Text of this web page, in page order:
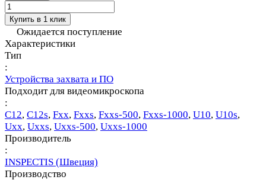
Купить в 1 клик
Ожидается поступление
Характеристики
Тип
:
Устройства захвата и ПО
Подходит для видеомикроскопа
:
C12, С12s, Fхх, Fххs, Fххs-500, Fххs-1000, U10, U10s,
Uхх, Uххs, Uххs-500, Uххs-1000
Производитель
:
INSPECTIS (Швеция)
Производство